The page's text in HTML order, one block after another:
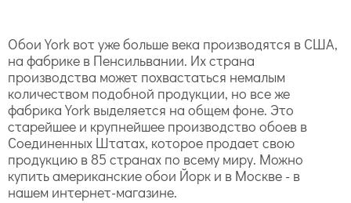
Обои York вот уже больше века производятся в США,
на фабрике в Пенсильвании. Их страна
производства может похвастаться немалым
количеством подобной продукции, но все же
фабрика York выделяется на общем фоне. Это
старейшее и крупнейшее производство обоев в
Соединенных Штатах, которое продает свою
продукцию в 85 странах по всему миру. Можно
купить американские обои Йорк и в Москве - в
нашем интернет-магазине.